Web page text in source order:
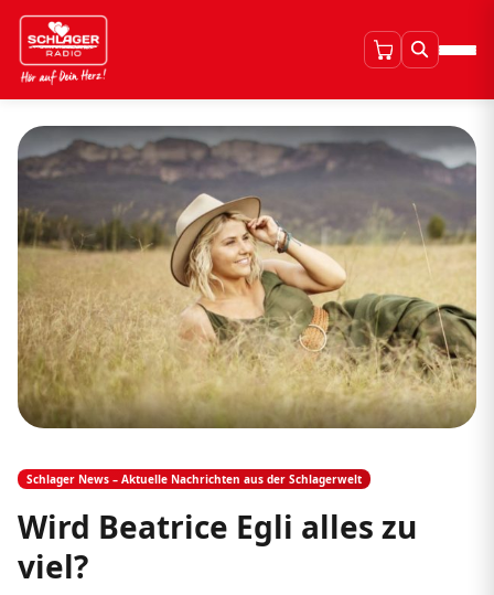
Schlager News – Aktuelle Nachrichten aus der Schlagerwelt
Wird Beatrice Egli alles zu
viel?